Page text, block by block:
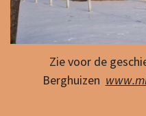
Zie voor de
Berghuizen